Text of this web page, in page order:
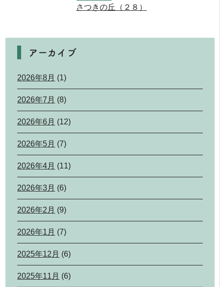
さつきの丘（２８）
アーカイブ
2026年8月 (1)
2026年7月 (8)
2026年6月 (12)
2026年5月 (7)
2026年4月 (11)
2026年3月 (6)
2026年2月 (9)
2026年1月 (7)
2025年12月 (6)
2025年11月 (6)